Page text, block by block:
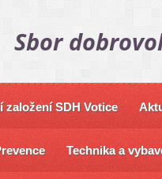
Sbor
založení SDH Votice
Technika a